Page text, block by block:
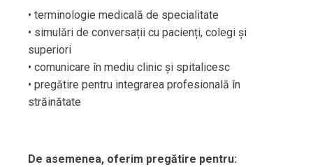
• terminologie medicală de specialitate
• simulări de conversații cu pacienți, colegi și
superiori
• comunicare în mediu clinic și spitalicesc
• pregătire pentru integrarea profesională în
străinătate
De asemenea, oferim pregătire pentru: